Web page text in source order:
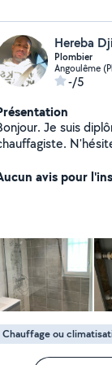
Hereba
Plombier
Angoulême
-/5
Je suis
avis pour
Chauffage ou